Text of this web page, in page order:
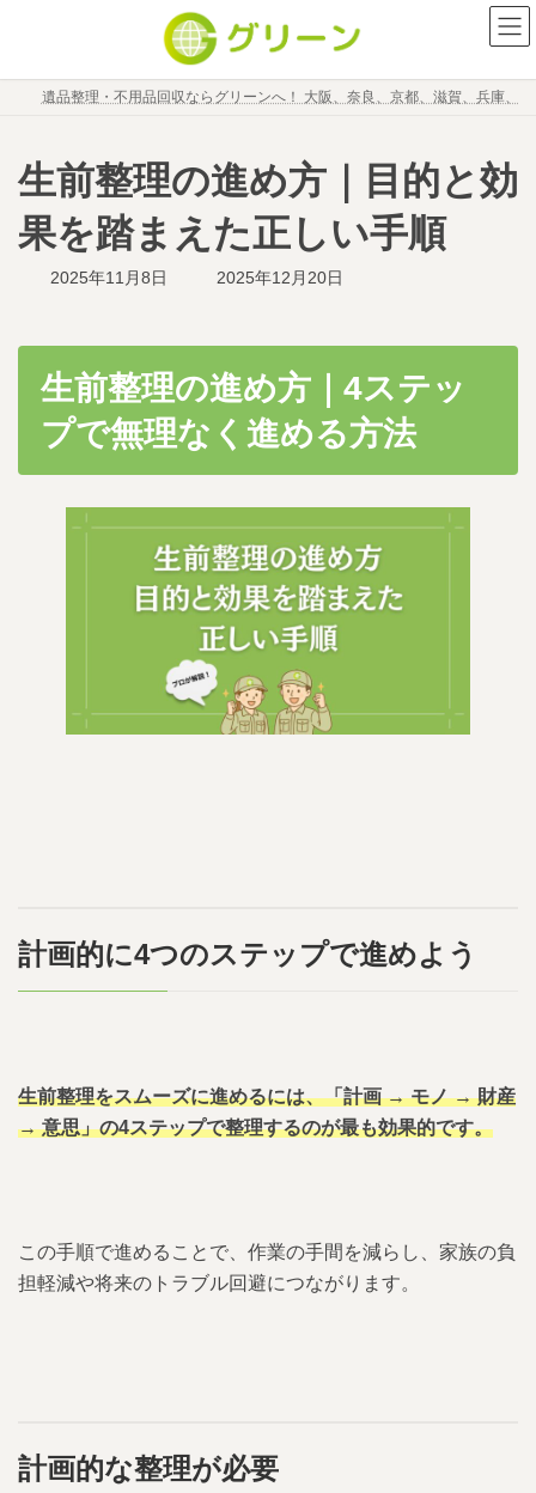
ン
キ
ー
に
遺品整理・不用品回収ならグリーンへ！ 大阪、奈良、京都、滋賀、兵庫、
生前整理の進め方｜目的と効
果を踏まえた正しい手順
2025年11月8日
最
新
時
:
2025年12月20日
生前整理の進め方｜4ステッ
プで無理なく進める方法
計画的に4つのステップで進めよう
生前整理をスムーズに進めるには、「計画 → モノ → 財産
→ 意思」の4ステップで整理するのが最も効果的です。
この手順で進めることで、作業の手間を減らし、家族の負
担軽減や将来のトラブル回避につながります。
計画的な整理が必要